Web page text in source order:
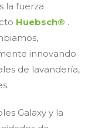
la fuerza
Huebsch® .
innovando
de lavandería,
Galaxy y la